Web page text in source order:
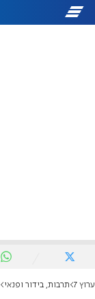
ערוץ 7 תרבות, בידור ופנאי